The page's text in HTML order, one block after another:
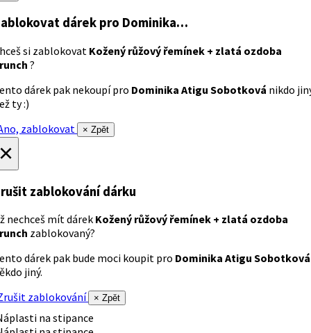
dárek pro Dominika…
si zablokovat Kožený růžový řemínek + zlatá ozdoba
?
dárek pak nekoupí pro Dominika Atigu Sobotková nikdo
ty :)
zablokovat
× Zpět
zablokování dárku
nechceš mít dárek Kožený růžový řemínek + zlatá ozdoba
zablokovaný?
dárek pak bude moci koupit pro Dominika Atigu Sobotková
jiný.
zablokování
× Zpět